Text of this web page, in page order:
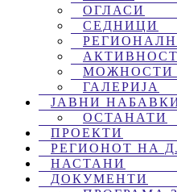
ОГЛАСИ
СЕДНИЦИ
МОЖНОСТИ
ГАЛЕРИЈА
ЈАВНИ
ОСТАНАТИ
ПРОЕКТИ
РЕГИОНОТ НА
НАСТАНИ
ДОКУМЕНТИ